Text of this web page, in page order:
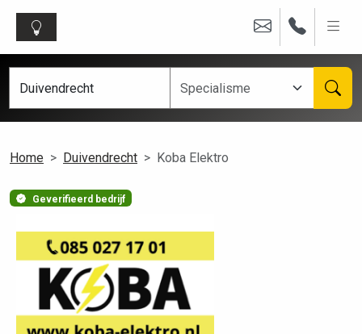
Home Duivendrecht Koba Elektro
Geverifieerd bedrijf